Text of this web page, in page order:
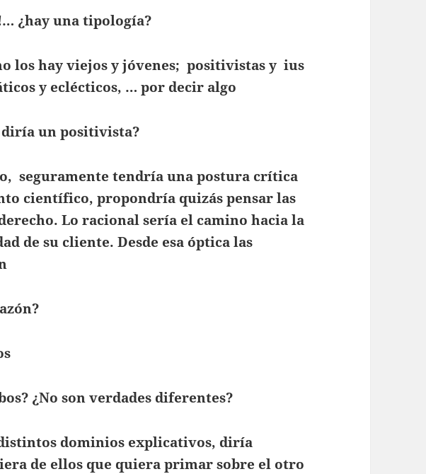
¿hay una tipología?
los hay viejos y jóvenes; positivistas y ius
y eclécticos, … por decir algo
diría un positivista?
seguramente tendría una postura crítica
científico, propondría quizás pensar las
Lo racional sería el camino hacia la
de su cliente. Desde esa óptica las
¿No son verdades diferentes?
dominios explicativos, diría
de ellos que quiera primar sobre el otro